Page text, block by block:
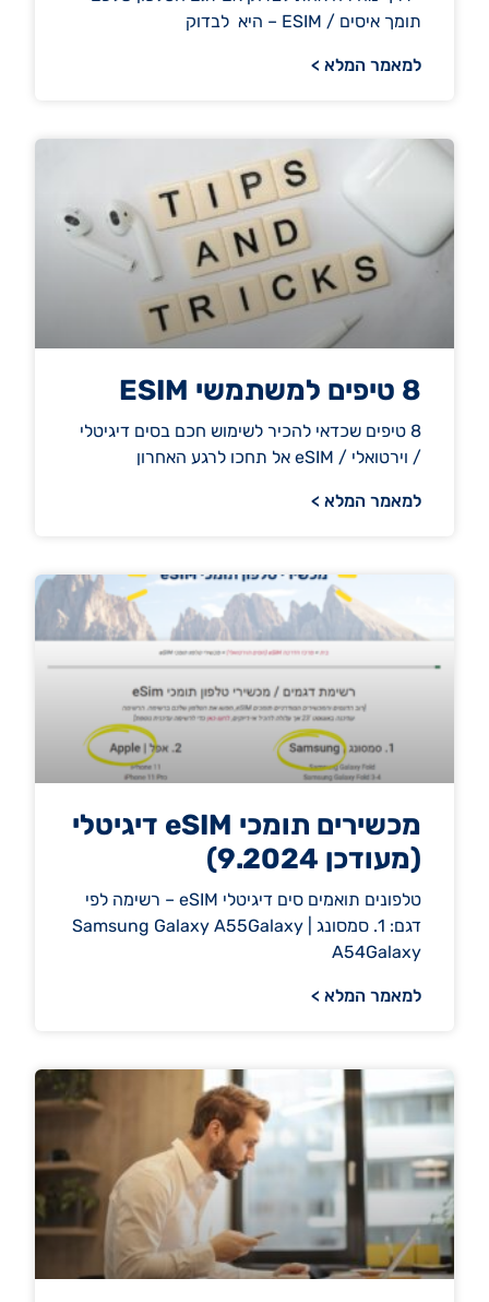
תומך איסים / ESIM – היא לבדוק
למאמר המלא >
8 טיפים למשתמשי ESIM
8 טיפים שכדאי להכיר לשימוש חכם בסים דיגיטלי
/ וירטואלי / eSIM אל תחכו לרגע האחרון
למאמר המלא >
מכשירים תומכי eSIM דיגיטלי
(מעודכן 9.2024)
טלפונים תואמים סים דיגיטלי eSIM – רשימה לפי
דגם: 1. סמסונג | Samsung Galaxy A55Galaxy
A54Galaxy
למאמר המלא >